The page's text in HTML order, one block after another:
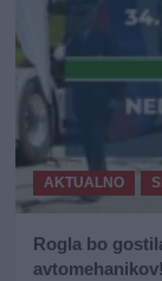
AKTUALNO
Rogla bo
avtomehanikov!